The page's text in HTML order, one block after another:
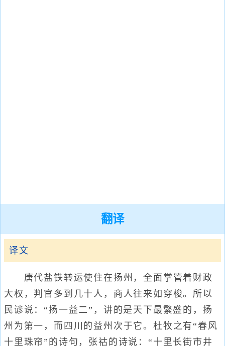
翻译
译文
唐代盐铁转运使住在扬州，全面掌管着财政
大权，判官多到几十人，商人往来如穿梭。所以
民谚说：“扬一益二”，讲的是天下最繁盛的，扬
州为第一，而四川的益州次于它。杜牧之有“春风
十里珠帘”的诗句，张祜的诗说：“十里长街市井